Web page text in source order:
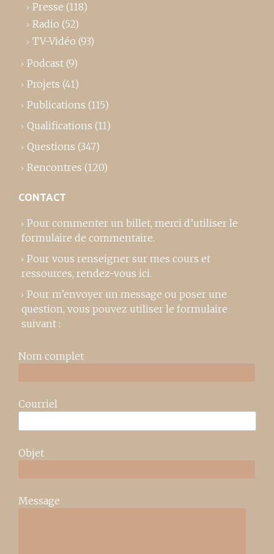
Presse (118)
Radio (52)
TV-Vidéo (93)
Podcast (9)
Projets (41)
Publications (115)
Qualifications (11)
Questions (347)
Rencontres (120)
CONTACT
Pour commenter un billet, merci d’utiliser le
formulaire de commentaire.
Pour vous renseigner sur mes cours et
ressources, rendez-vous ici.
Pour m’envoyer un message ou poser une
question, vous pouvez utiliser le formulaire
suivant :
Nom complet
Courriel
Objet
Message